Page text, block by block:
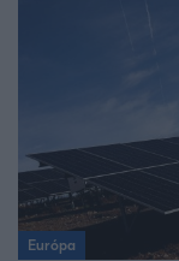
Európa